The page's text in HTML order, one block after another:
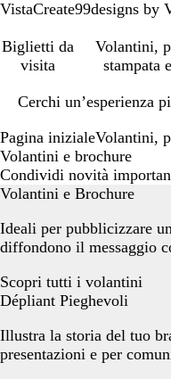
VistaCreate99designs by
Biglietti da
visita
Volantini,
stampata
Cerchi un’esperienza
1
Pagina inizialeVolantini,
Volantini e brochure
Condividi novità
Volantini e Brochure
Ideali per pubblicizzare
diffondono il messaggio
Scopri tutti i volantini
Dépliant Pieghevoli
Illustra la storia del tuo
presentazioni e per